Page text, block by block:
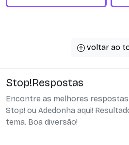
voltar ao
Stop!Respostas
Encontre as melhores
Stop! ou Adedonha aqui!
tema. Boa diversão!